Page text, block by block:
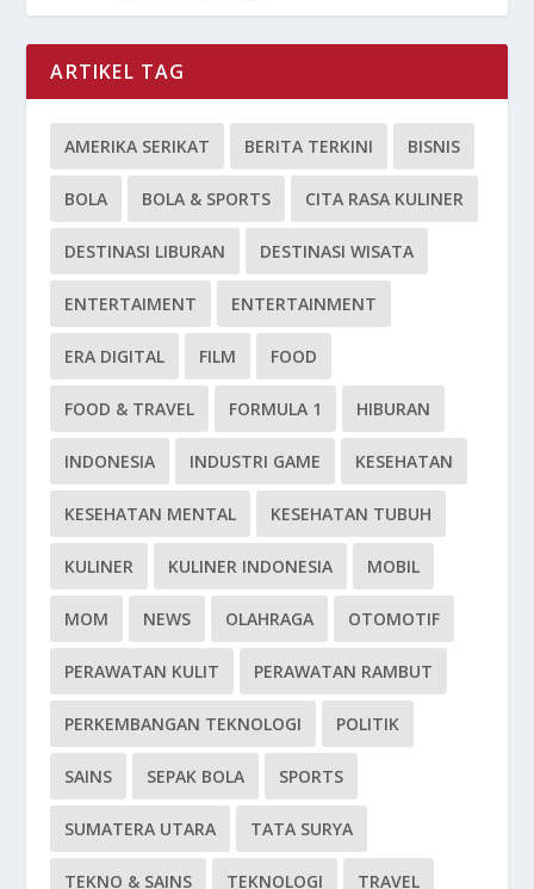
ARTIKEL TAG
AMERIKA SERIKAT BERITA TERKINI BISNIS
BOLA BOLA & SPORTS CITA RASA KULINER
DESTINASI LIBURAN DESTINASI WISATA
ENTERTAIMENT ENTERTAINMENT
ERA DIGITAL FILM FOOD
FOOD & TRAVEL FORMULA 1 HIBURAN
INDONESIA INDUSTRI GAME KESEHATAN
KESEHATAN MENTAL KESEHATAN TUBUH
KULINER KULINER INDONESIA MOBIL
MOM NEWS OLAHRAGA OTOMOTIF
PERAWATAN KULIT PERAWATAN RAMBUT
PERKEMBANGAN TEKNOLOGI POLITIK
SAINS SEPAK BOLA SPORTS
SUMATERA UTARA TATA SURYA
TEKNO & SAINS TEKNOLOGI TRAVEL